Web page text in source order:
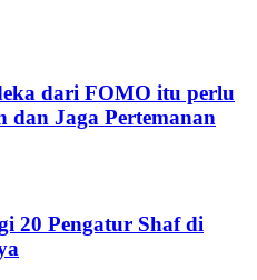
dari FOMO itu perlu
dan Jaga Pertemanan
20 Pengatur Shaf di